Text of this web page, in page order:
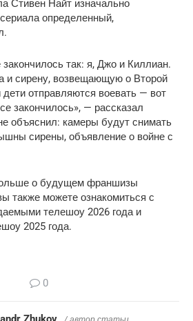
Стивен Найт изначально
определенный,
так: я, Джо и Киллиан.
сирену, возвещающую о Второй
отправляются воевать — вот
закончилось», — рассказал
объяснил: камеры будут снимать
сирены, объявление о войне с
о будущем франшизы
также можете ознакомиться с
телешоу 2026 года и
2025 года.
0